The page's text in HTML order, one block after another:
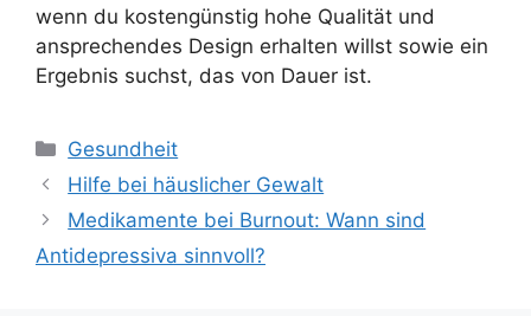
wenn du kostengünstig hohe Qualität und
ansprechendes Design erhalten willst sowie ein
Ergebnis suchst, das von Dauer ist.
Kategorien
Gesundheit
Hilfe bei häuslicher Gewalt
Medikamente bei Burnout: Wann sind
Antidepressiva sinnvoll?